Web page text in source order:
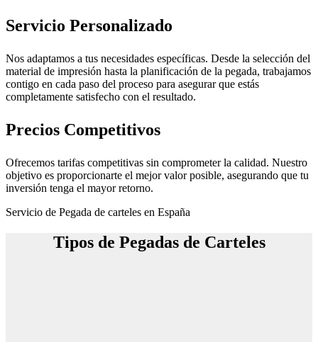
Servicio Personalizado
Nos adaptamos a tus necesidades específicas. Desde la selección del
material de impresión hasta la planificación de la pegada, trabajamos
contigo en cada paso del proceso para asegurar que estás
completamente satisfecho con el resultado.
Precios Competitivos
Ofrecemos tarifas competitivas sin comprometer la calidad. Nuestro
objetivo es proporcionarte el mejor valor posible, asegurando que tu
inversión tenga el mayor retorno.
Servicio de Pegada de carteles en España
Tipos de Pegadas de Carteles